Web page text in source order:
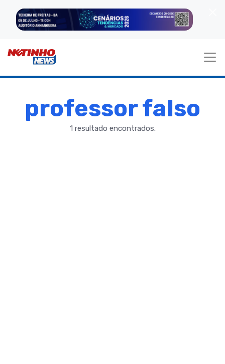
professor falso
1 resultado encontrados.